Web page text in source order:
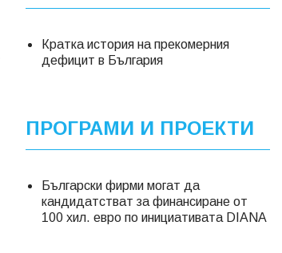
Кратка история на прекомерния
дефицит в България
ПРОГРАМИ И ПРОЕКТИ
Български фирми могат да
кандидатстват за финансиране от
100 хил. евро по инициативата DIANA